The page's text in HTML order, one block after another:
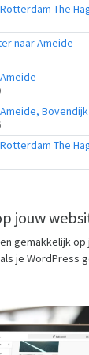
naar Ameide
Bovendijk
jouw
gemakkelijk
je WordPress